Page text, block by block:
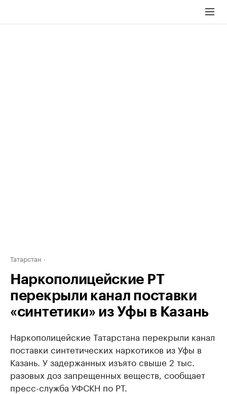
Татарстан
Наркополицейские РТ
перекрыли канал поставки
«синтетики» из Уфы в Казань
Наркополицейские Татарстана перекрыли канал
поставки синтетических наркотиков из Уфы в
Казань. У задержанных изъято свыше 2 тыс.
разовых доз запрещенных веществ, сообщает
пресс-служба УФСКН по РТ.